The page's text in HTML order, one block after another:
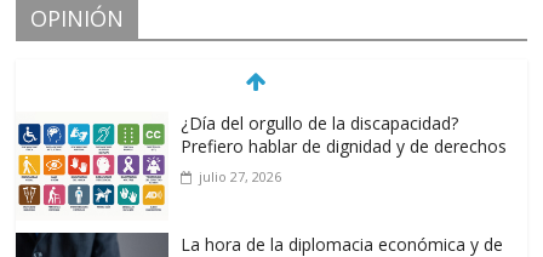
OPINIÓN
¿Día del orgullo de la discapacidad?
Prefiero hablar de dignidad y de derechos
julio 27, 2026
La hora de la diplomacia económica y de